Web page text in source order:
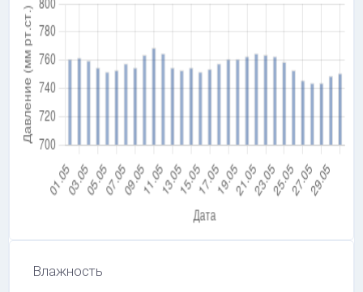
Влажность